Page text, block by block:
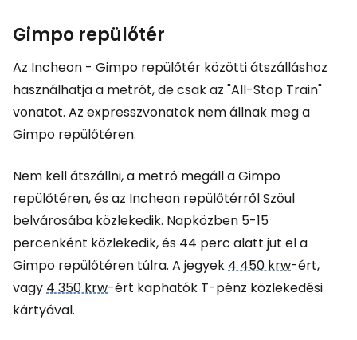
Gimpo repülőtér
Az Incheon - Gimpo repülőtér közötti átszálláshoz
használhatja a metrót, de csak az "All-Stop Train"
vonatot. Az expresszvonatok nem állnak meg a
Gimpo repülőtéren.
Nem kell átszállni, a metró megáll a Gimpo
repülőtéren, és az Incheon repülőtérről Szöul
belvárosába közlekedik. Napközben 5-15
percenként közlekedik, és 44 perc alatt jut el a
Gimpo repülőtéren túlra. A jegyek4 450 krw-ért,
vagy4 350 krw-ért kaphatók T-pénz közlekedési
kártyával.